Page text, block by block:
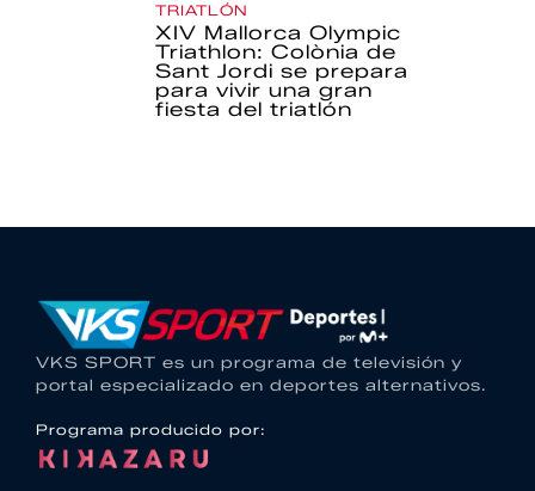
TRIATLÓN
XIV Mallorca Olympic
Triathlon: Colònia de
Sant Jordi se prepara
para vivir una gran
fiesta del triatlón
VKS SPORT es un programa de televisión y
portal especializado en deportes alternativos.
Programa producido por: